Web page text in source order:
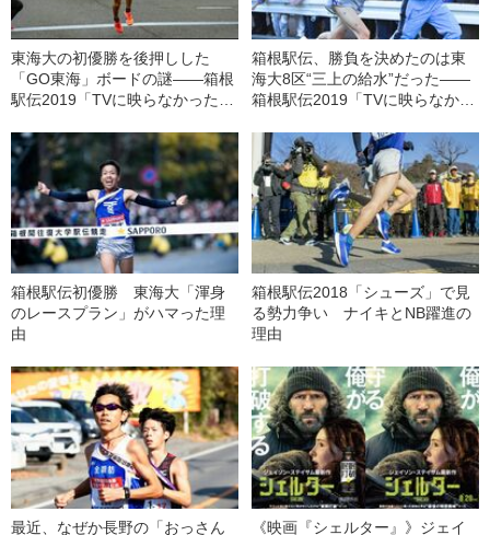
東海大の初優勝を後押しした
「GO東海」ボードの謎――箱根
駅伝2019「TVに映らなかった名
箱根駅伝、勝負を決めたのは東
海大8区“三上の給水”だった――
箱根駅伝2019「TVに映らなかっ
箱根駅伝初優勝 東海大「渾身
のレースプラン」がハマった理
由
箱根駅伝2018「シューズ」で見
る勢力争い ナイキとNB躍進の
理由
最近、なぜか長野の「おっさん
《映画『シェルター』》ジェイ